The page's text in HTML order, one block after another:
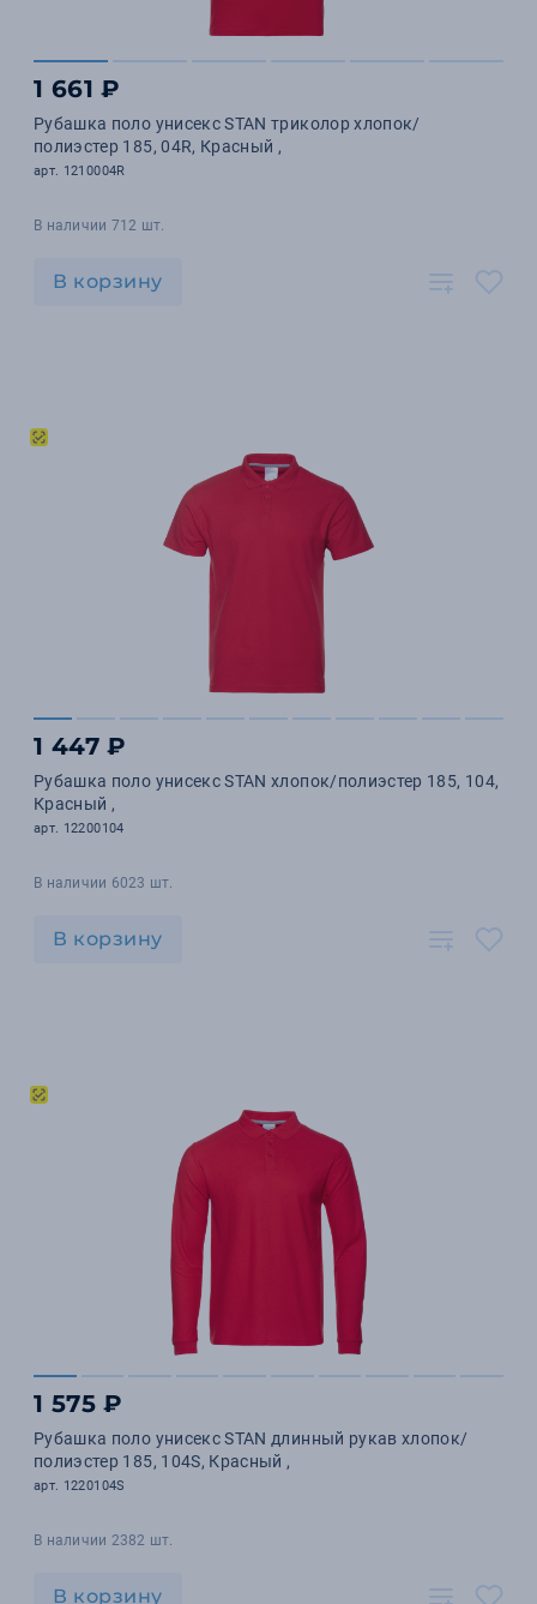
1 661 ₽
Рубашка поло унисекс STAN триколор хлопок/
полиэстер 185, 04R, Красный ,
арт. 1210004R
В наличии 712 шт.
В корзину
1 447 ₽
Рубашка поло унисекс STAN хлопок/полиэстер 185, 104,
Красный ,
арт. 12200104
В наличии 6023 шт.
В корзину
1 575 ₽
Рубашка поло унисекс STAN длинный рукав хлопок/
полиэстер 185, 104S, Красный ,
арт. 1220104S
В наличии 2382 шт.
В корзину